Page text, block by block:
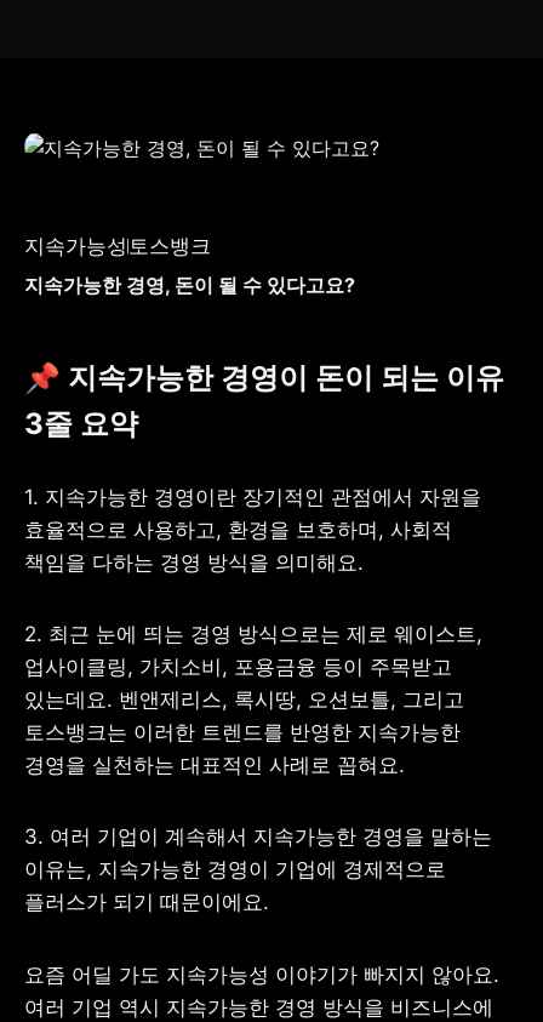
사업자 등록번호 : 462-86-01671
주소 : 06133 서울특별시 강남구
테헤란로 131, 13층 (역삼동,
한국지식재산센터)
대표 : 이은미
전화 : 1661-7654(24시간 연중무휴)
해외전화 : +82-2-6975-9000
이메일 : help@tossbank.com
개인정보
신용정보활용체제
상품공시실
공지사항
준법제보
경영공시
지속가능성 토스뱅크
지속가능한 경영, 돈이 될 수 있다고요?
📌 지속가능한 경영이 돈이 되는 이유
3줄 요약
1. 지속가능한 경영이란 장기적인 관점에서 자원을
효율적으로 사용하고, 환경을 보호하며, 사회적
책임을 다하는 경영 방식을 의미해요.
2. 최근 눈에 띄는 경영 방식으로는 제로 웨이스트,
업사이클링, 가치소비, 포용금융 등이 주목받고
있는데요. 벤앤제리스, 록시땅, 오션보틀, 그리고
토스뱅크는 이러한 트렌드를 반영한 지속가능한
경영을 실천하는 대표적인 사례로 꼽혀요.
3. 여러 기업이 계속해서 지속가능한 경영을 말하는
이유는, 지속가능한 경영이 기업에 경제적으로
플러스가 되기 때문이에요.
요즘 어딜 가도 지속가능성 이야기가 빠지지 않아요.
여러 기업 역시 지속가능한 경영 방식을 비즈니스에